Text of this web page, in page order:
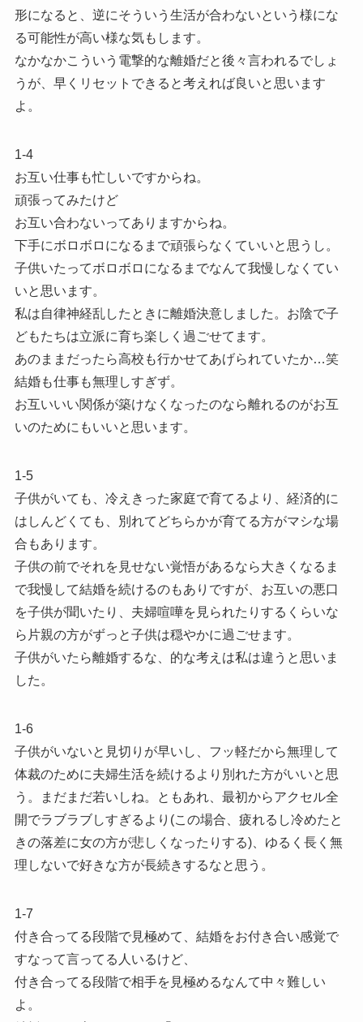
形になると、逆にそういう生活が合わないという様にな
る可能性が高い様な気もします。
なかなかこういう電撃的な離婚だと後々言われるでしょ
うが、早くリセットできると考えれば良いと思います
よ。
1-4
お互い仕事も忙しいですからね。
頑張ってみたけど
お互い合わないってありますからね。
下手にボロボロになるまで頑張らなくていいと思うし。
子供いたってボロボロになるまでなんて我慢しなくてい
いと思います。
私は自律神経乱したときに離婚決意しました。お陰で子
どもたちは立派に育ち楽しく過ごせてます。
あのままだったら高校も行かせてあげられていたか…笑
結婚も仕事も無理しすぎず。
お互いいい関係が築けなくなったのなら離れるのがお互
いのためにもいいと思います。
1-5
子供がいても、冷えきった家庭で育てるより、経済的に
はしんどくても、別れてどちらかが育てる方がマシな場
合もあります。
子供の前でそれを見せない覚悟があるなら大きくなるま
で我慢して結婚を続けるのもありですが、お互いの悪口
を子供が聞いたり、夫婦喧嘩を見られたりするくらいな
ら片親の方がずっと子供は穏やかに過ごせます。
子供がいたら離婚するな、的な考えは私は違うと思いま
した。
1-6
子供がいないと見切りが早いし、フッ軽だから無理して
体裁のために夫婦生活を続けるより別れた方がいいと思
う。まだまだ若いしね。ともあれ、最初からアクセル全
開でラブラブしすぎるより(この場合、疲れるし冷めたと
きの落差に女の方が悲しくなったりする)、ゆるく長く無
理しないで好きな方が長続きするなと思う。
1-7
付き合ってる段階で見極めて、結婚をお付き合い感覚で
すなって言ってる人いるけど、
付き合ってる段階で相手を見極めるなんて中々難しい
よ。